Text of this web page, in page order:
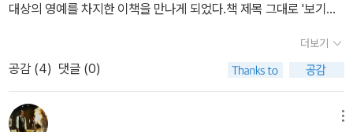
대상의 영예를 차지한 이책을 만나게 되었다.책 제목 그대로 '보기
리고 있는데,이들 부부의 각각 다른 시선에서 보기왕 사건을 먼저 보
여준 후 제3자인 노자키가 관점에서 마무리한다.보기왕은 이전부터
다하라 집안에 영향을 미쳤는데 다하라가 가나와 결혼해 딸 치사를
낳은 후 치사를둘러싸고 이상한 일들이 벌어지기 시작한다. 나름 육
더보기
공감 (4) 댓글 (0)